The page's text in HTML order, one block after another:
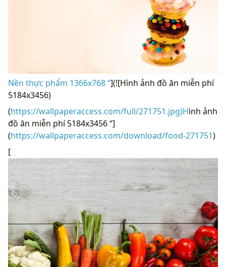
Nền thực phẩm 1366x768 “](![Hình ảnh đồ ăn miễn phí
5184x3456)
(https://wallpaperaccess.com/full/271751.jpg)Hình ảnh
đồ ăn miễn phí 5184x3456 “]
(https://wallpaperaccess.com/download/food-271751)
[